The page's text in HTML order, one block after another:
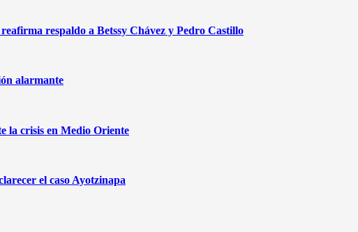
respaldo a Betssy Chávez y Pedro Castillo
alarmante
la crisis en Medio Oriente
el caso Ayotzinapa